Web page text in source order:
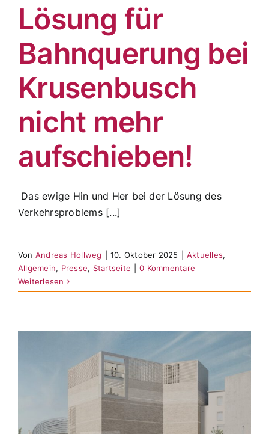
Lösung für
Bahnquerung bei
Krusenbusch
nicht mehr
aufschieben!
Das ewige Hin und Her bei der Lösung des
Verkehrsproblems [...]
Von Andreas Hollweg 10. Oktober 2025 Aktuelles,
Allgemein, Presse, Startseite
0 Kommentare
Weiterlesen